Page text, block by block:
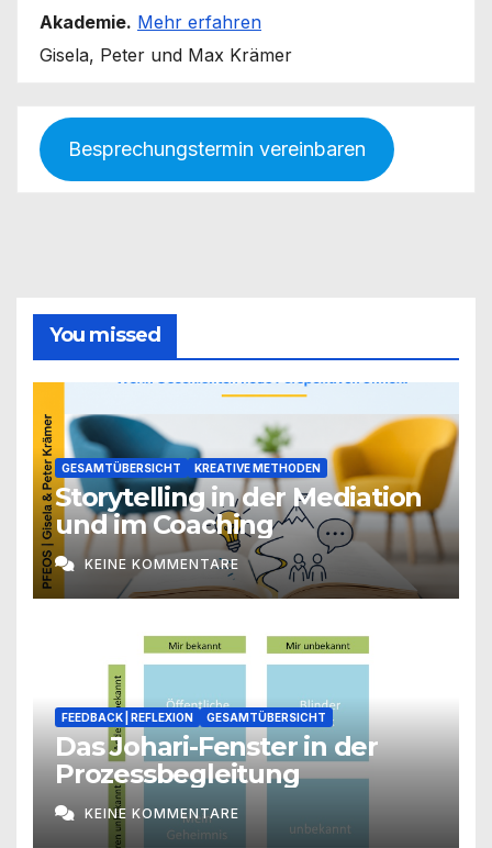
Akademie. Mehr erfahren
Gisela, Peter und Max Krämer
Besprechungstermin vereinbaren
You missed
GESAMTÜBERSICHT KREATIVE METHODEN
Storytelling in der Mediation
und im Coaching
KEINE KOMMENTARE
FEEDBACK | REFLEXION GESAMTÜBERSICHT
Das Johari-Fenster in der
Prozessbegleitung
KEINE KOMMENTARE